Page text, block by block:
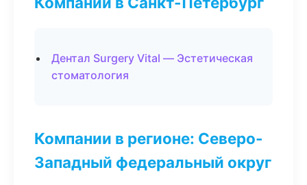
Дентал Surgery Vital — Эстетическая
стоматология
Компании в регионе: Северо-
Западный федеральный округ